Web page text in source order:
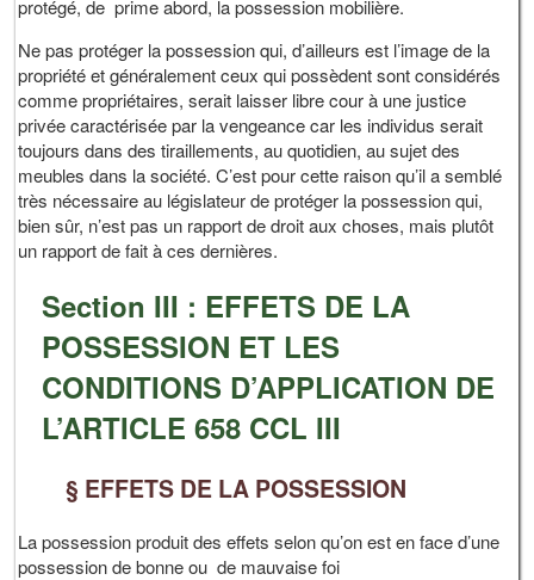
protégé, de prime abord, la possession mobilière.
Ne pas protéger la possession qui, d’ailleurs est l’image de la
propriété et généralement ceux qui possèdent sont considérés
comme propriétaires, serait laisser libre cour à une justice
privée caractérisée par la vengeance car les individus serait
toujours dans des tiraillements, au quotidien, au sujet des
meubles dans la société. C’est pour cette raison qu’il a semblé
très nécessaire au législateur de protéger la possession qui,
bien sûr, n’est pas un rapport de droit aux choses, mais plutôt
un rapport de fait à ces dernières.
Section III : EFFETS DE LA
POSSESSION ET LES
CONDITIONS D’APPLICATION DE
L’ARTICLE 658 CCL III
§ EFFETS DE LA POSSESSION
La possession produit des effets selon qu’on est en face d’une
possession de bonne ou de mauvaise foi